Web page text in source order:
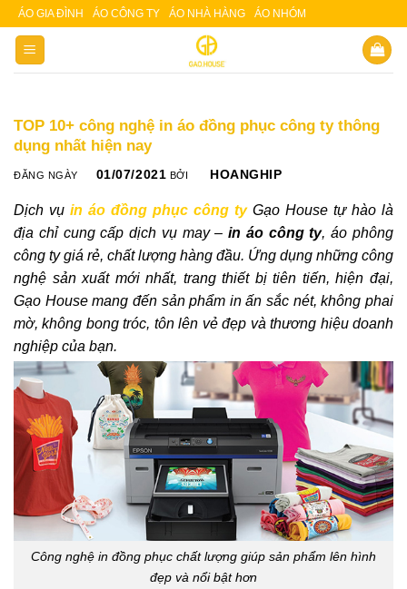
Skip
content
ÁO GIA ĐÌNH ÁO CÔNG TY ÁO NHÀ HÀNG ÁO NHÓM
TOP 10+ công nghệ in áo đồng phục công ty thông
dụng nhất hiện nay
ĐĂNG NGÀY 01/07/2021 BỞI HOANGHIP
Dịch vụ in áo đồng phục công tyGạo House tự hào là
địa chỉ cung cấp dịch vụ may –in áo công ty, áo phông
công ty giá rẻ, chất lượng hàng đầu. Ứng dụng những công
nghệ sản xuất mới nhất, trang thiết bị tiên tiến, hiện đại,
Gạo House mang đến sản phẩm in ấn sắc nét, không phai
mờ, không bong tróc, tôn lên vẻ đẹp và thương hiệu doanh
nghiệp của bạn.
Công nghệ in đồng phục chất lượng giúp sản phẩm lên hình
đẹp và nổi bật hơn